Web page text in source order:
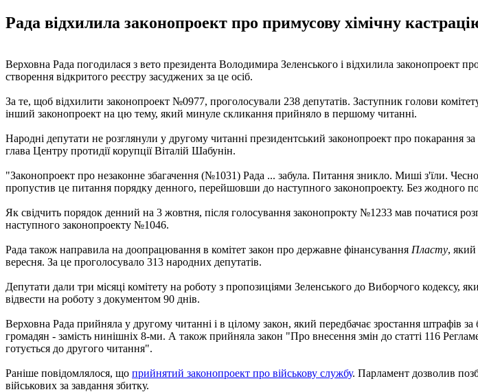
Рада відхилила законопроект про примусову хімічну
Верховна Рада погодилася з вето президента Володимира Зеленського і відхилила законопроект
створення відкритого реєстру засуджених за це осіб.
За те, щоб відхилити законопроект №0977, проголосували 238 депутатів. Заступник голови
інший законопроект на цю тему, який минуле скликання прийняло в першому читанні.
Народні депутати не розглянули у другому читанні президентський законопроект про покарання
глава Центру протидії корупції Віталій Шабунін.
"Законопроект про незаконне збагачення (№1031) Рада ... забула. Питання зникло. Миші з'їли.
пропустив це питання порядку денного, перейшовши до наступного законопроекту. Без жодного
Як свідчить порядок денний на 3 жовтня, після голосування законопрокту №1233 мав початися
наступного законопроекту №1046.
Рада також направила на доопрацювання в комітет закон про державне фінансування Пласту,
вересня. За це проголосувало 313 народних депутатів.
Депутати дали три місяці комітету на роботу з пропозиціями Зеленського до Виборчого кодексу,
відвести на роботу з документом 90 днів.
Верховна Рада прийняла у другому читанні і в цілому закон, який передбачає зростання штрафів
громадян - замість нинішніх 8-ми. А також прийняла закон "Про внесення змін до статті 116
готується до другого читання".
Раніше повідомлялося, що прийнятий законопроект про військову службу. Парламент дозволив
військових за завдання збитку.